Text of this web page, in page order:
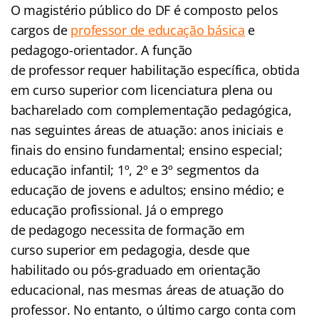
O magistério público do DF é composto pelos
cargos de professor de educação básica e
pedagogo-orientador. A função
de professor requer habilitação específica, obtida
em curso superior com licenciatura plena ou
bacharelado com complementação pedagógica,
nas seguintes áreas de atuação: anos iniciais e
finais do ensino fundamental; ensino especial;
educação infantil; 1º, 2º e 3º segmentos da
educação de jovens e adultos; ensino médio; e
educação profissional. Já o emprego
de pedagogo necessita de formação em
curso superior em pedagogia, desde que
habilitado ou pós-graduado em orientação
educacional, nas mesmas áreas de atuação do
professor. No entanto, o último cargo conta com